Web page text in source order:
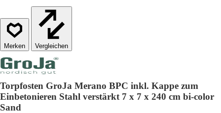
Vergleichen
Torpfosten GroJa Merano BPC inkl. Kappe zum
Einbetonieren Stahl verstärkt 7 x 7 x 240 cm bi-color
Sand